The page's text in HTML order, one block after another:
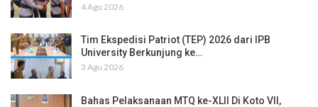
4 Agu 2026
Tim Ekspedisi Patriot (TEP) 2026 dari IPB
University Berkunjung ke…
3 Agu 2026
Bahas Pelaksanaan MTQ ke-XLII Di Koto VII,